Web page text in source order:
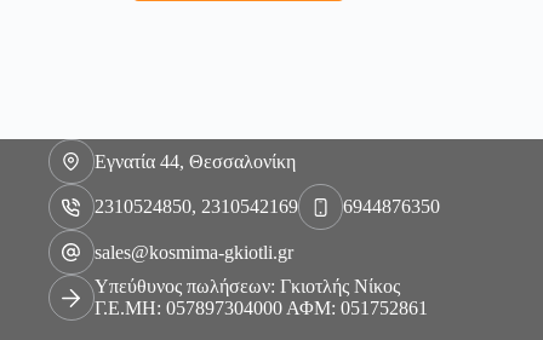
Εγνατία 44, Θεσσαλονίκη
2310524850, 2310542169 6944876350
sales@kosmima-gkiotli.gr
Υπεύθυνος πωλήσεων: Γκιοτλής Νίκος
Γ.Ε.ΜΗ: 057897304000 ΑΦΜ: 051752861